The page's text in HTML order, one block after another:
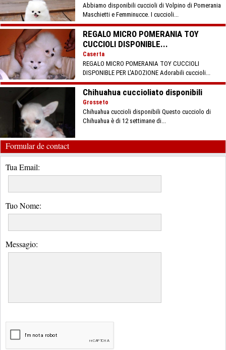
Abbiamo disponibili cuccioli di Volpino di Pomerania
Maschietti e Femminucce. I cuccioli...
REGALO MICRO POMERANIA TOY
CUCCIOLI DISPONIBLE...
Caserta
REGALO MICRO POMERANIA TOY CUCCIOLI
DISPONIBLE PER L'ADOZIONE Adorabili cuccioli...
Chihuahua cuccioliato disponibili
Grosseto
Chihuahua cuccioli disponibili Questo cucciolo di
Chihuahua è di 12 settimane di...
Formular de contact
Tua Email:
Tuo Nome:
Messagio: